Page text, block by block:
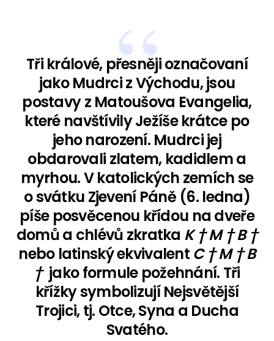
Tři králové, přesněji označovaní
jako Mudrci z Východu, jsou
postavy z Matoušova Evangelia,
které navštívily Ježíše krátce po
jeho narození. Mudrci jej
obdarovali zlatem, kadidlem a
myrhou. V katolických zemích se
o svátku Zjevení Páně (6. ledna)
píše posvěcenou křídou na dveře
domů a chlévů zkratka K † M † B †
nebo latinský ekvivalent C † M † B
†jako formule požehnání. Tři
křížky symbolizují Nejsvětější
Trojici, tj. Otce, Syna a Ducha
Svatého.